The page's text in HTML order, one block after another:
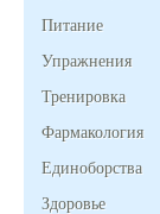
Питание
Упражнения
Тренировка
Фармакология
Единоборства
Здоровье